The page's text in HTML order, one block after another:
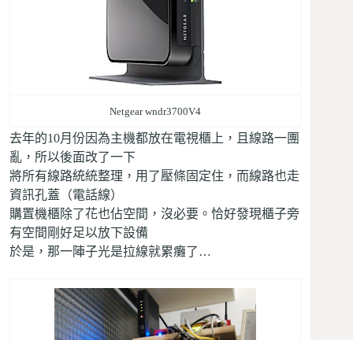
Netgear wndr3700V4
去年的10月份因為主機都放在電視櫃上，且線路一團
亂，所以後面改了一下
將所有線路統統整理，用了壓條固定住，而線路也走
資訊孔蓋（電話線）
購置機櫃除了花也佔空間，沒必要。恰好發現櫃子旁
有空間剛好足以放下設備
於是，那一陣子光是拉線就累癱了…